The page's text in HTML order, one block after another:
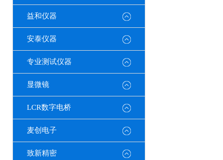
益和仪器
安泰仪器
专业测试仪器
显微镜
LCR数字电桥
麦创电子
致新精密